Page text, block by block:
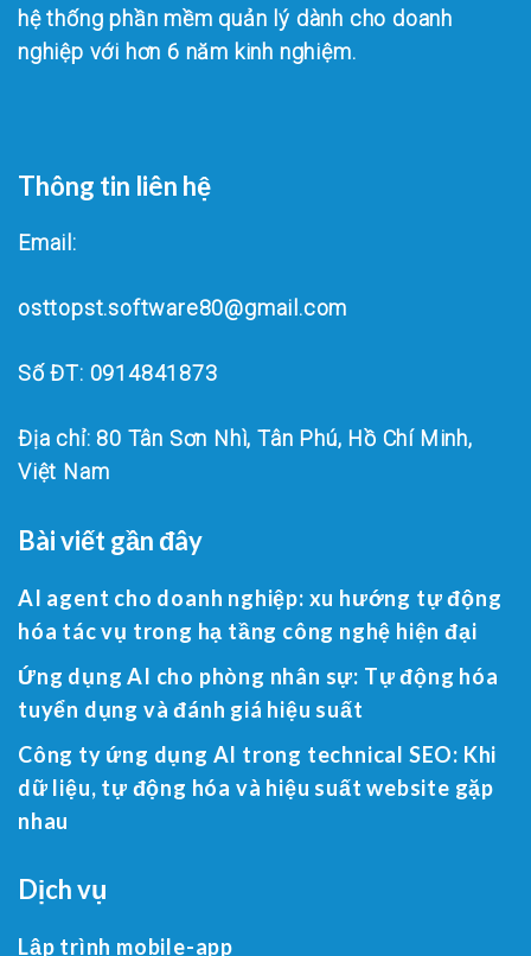
hệ thống phần mềm quản lý dành cho doanh
nghiệp với hơn 6 năm kinh nghiệm.
Thông tin liên hệ
Email:
osttopst.software80@gmail.com
Số ĐT: 0914841873
Địa chỉ: 80 Tân Sơn Nhì, Tân Phú, Hồ Chí Minh,
Việt Nam
Bài viết gần đây
AI agent cho doanh nghiệp: xu hướng tự động
hóa tác vụ trong hạ tầng công nghệ hiện đại
Ứng dụng AI cho phòng nhân sự: Tự động hóa
tuyển dụng và đánh giá hiệu suất
Công ty ứng dụng AI trong technical SEO: Khi
dữ liệu, tự động hóa và hiệu suất website gặp
nhau
Dịch vụ
Lập trình mobile-app